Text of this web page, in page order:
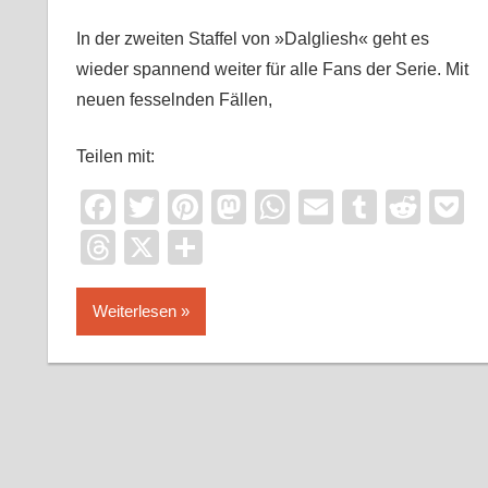
In der zweiten Staffel von »Dalgliesh« geht es
wieder spannend weiter für alle Fans der Serie. Mit
neuen fesselnden Fällen,
Teilen mit:
Facebook
TwitterPinterest
Mastodon
WhatsApp
EmailTumblr
Threads
X
Weiterlesen